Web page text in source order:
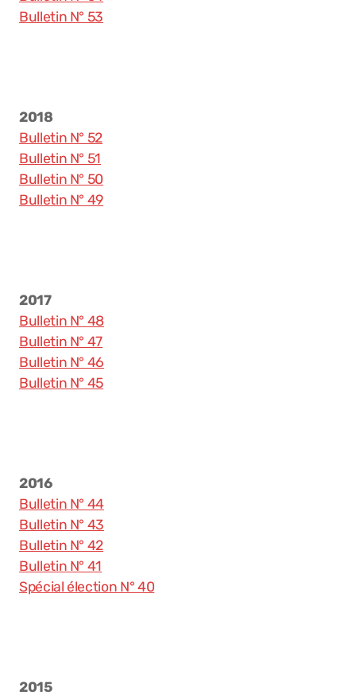
Bulletin N° 53
2018
Bulletin N° 52
Bulletin N° 51
Bulletin N° 50
Bulletin N° 49
2017
Bulletin N° 48
Bulletin N° 47
Bulletin N° 46
Bulletin N° 45
2016
Bulletin N° 44
Bulletin N° 43
Bulletin N° 42
Bulletin N° 41
Spécial élection N° 40
2015